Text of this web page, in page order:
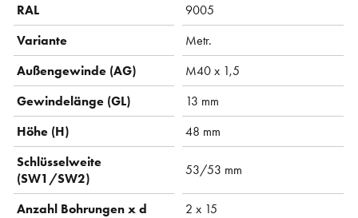
RAL
9005
Variante
Metr.
Außengewinde (AG)
M40 x 1,5
Gewindelänge (GL)
13 mm
Höhe (H)
48 mm
Schlüsselweite
(SW1/SW2)
53/53 mm
Anzahl Bohrungen x d
2 x 15